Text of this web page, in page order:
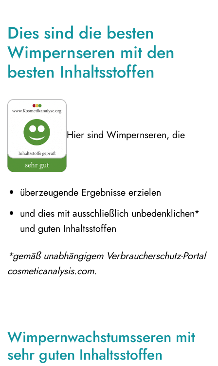
Dies sind die besten
Wimpernseren mit den
besten Inhaltsstoffen
Hier sind Wimpernseren, die
überzeugende Ergebnisse erzielen
und dies mit ausschließlich unbedenklichen*
und guten Inhaltsstoffen
*gemäß unabhängigem Verbraucherschutz-Portal
cosmeticanalysis.com.
Wimpernwachstumsseren mit
sehr guten Inhaltsstoffen